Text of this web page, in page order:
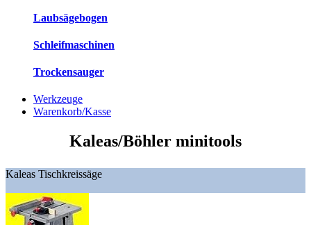
Laubsägebogen
Schleifmaschinen
Trockensauger
Werkzeuge
Warenkorb/Kasse
Kaleas/Böhler minitools
Kaleas Tischkreissäge